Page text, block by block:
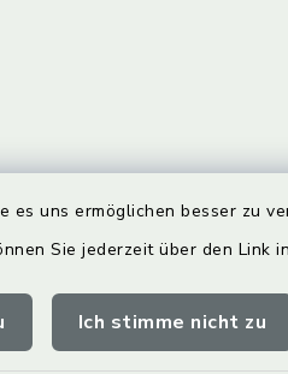
uns ermöglichen besser zu
Sie jederzeit über den Link
Ich stimme nicht zu
Diese findet nach
Weitere